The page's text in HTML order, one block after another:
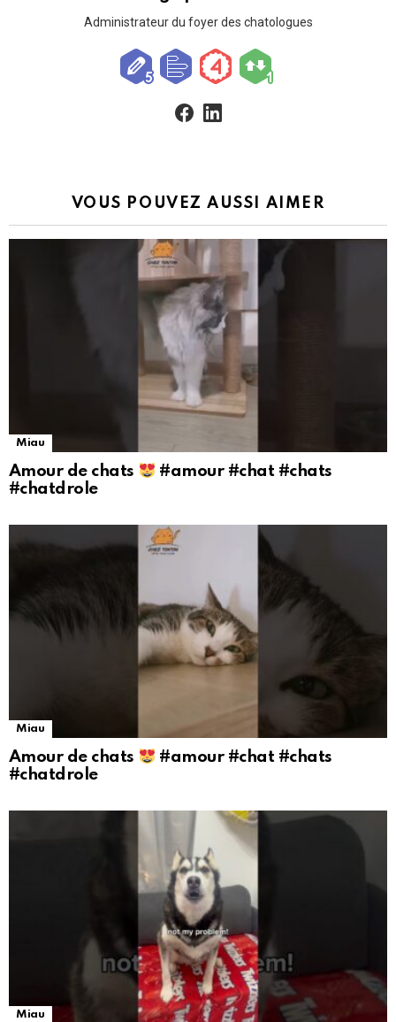
Administrateur du foyer des chatologues
VOUS POUVEZ AUSSI AIMER
Miau
Amour de chats
#amour #chat #chats
#chatdrole
Miau
Amour de chats
#amour #chat #chats
#chatdrole
Miau